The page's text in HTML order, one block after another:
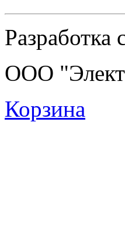
Разработка
ООО
Корзина